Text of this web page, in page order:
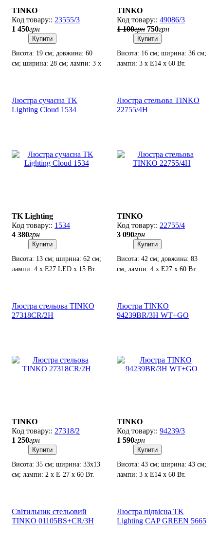
TINKO
23555/3
1 450грн
Купити
Висота: 19 см; довжина: 60
см; ширина: 28 см; лампи: 3 х
TINKO
49086/3
1 100грн 750грн
Купити
Висота: 16 см; ширина: 36 см;
лампи: 3 х E14 х 60 Вт.
Люстра сучасна TK
Lighting Cloud 1534
TK Lighting
1534
4 380грн
Купити
Висота: 13 см; ширина: 62 см;
лампи: 4 х Е27 LED х 15 Вт.
Люстра стельова TINKO
22755/4H
TINKO
22755/4
3 090грн
Купити
Висота: 42 см; довжина: 83
см; лампи: 4 х Е27 х 60 Вт.
Люстра стельова TINKO
27318CR/2H
TINKO
27318/2
1 250грн
Купити
Висота: 35 см; ширина: 33х13
см; лампи: 2 х Е-27 х 60 Вт.
Люстра TINKO
94239BR/3H WT+GO
TINKO
94239/3
1 590грн
Купити
Висота: 43 см; ширина: 43 см;
лампи: 3 х Е14 х 60 Вт.
Світильник стельовий
TINKO 01105BS+CR/3H
Люстра підвісна TK
Lighting CAP GREEN 5665